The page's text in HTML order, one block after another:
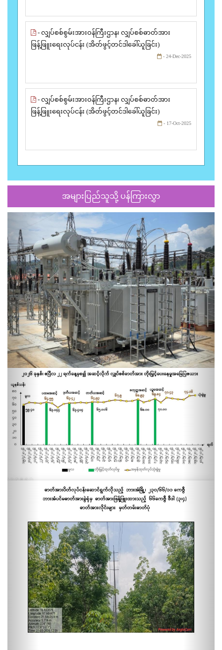
- လျှပ်စစ်စွမ်းအားဝန်ကြီးဌာန၊ လျှပ်စစ်ဓာတ်အား
ဖြန့်ဖြူးရေးလုပ်ငန်း (အိတ်ဖွင့်တင်ဒါခေါ်ယူခြင်း)
- 24-Dec-2025
- လျှပ်စစ်စွမ်းအားဝန်ကြီးဌာန၊ လျှပ်စစ်ဓာတ်အား
ဖြန့်ဖြူးရေးလုပ်ငန်း (အိတ်ဖွင့်တင်ဒါခေါ်ယူခြင်း)
- 17-Oct-2025
အများပြည်သူသို့ ပန်ကြားလွှာ
Previous